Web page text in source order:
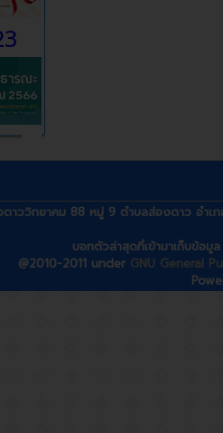
ดาววิทยาคม 88 หมู่ 9 ตำบลส่องดาว อำ
บอทตัวล่าสุดที่เข้ามาเก็บข้อมู
@2010-2011 under GNU General